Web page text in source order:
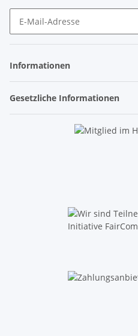
Informationen
Gesetzliche Informationen